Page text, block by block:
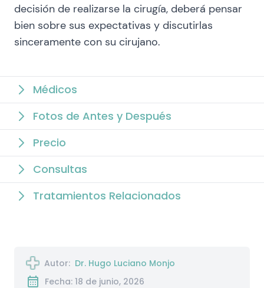
decisión de realizarse la cirugía, deberá pensar
bien sobre sus expectativas y discutirlas
sinceramente con su cirujano.
Médicos
Fotos de Antes y Después
Precio
Consultas
Tratamientos Relacionados
Autor: Dr. Hugo Luciano Monjo
Fecha: 18 de junio, 2026